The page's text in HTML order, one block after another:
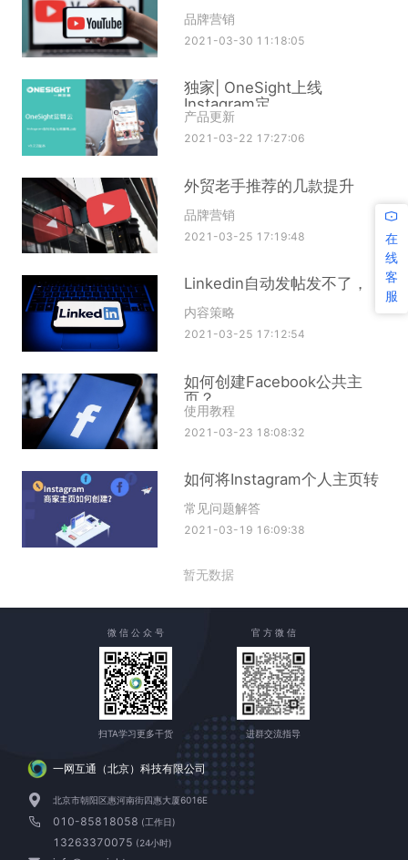
品牌营销
2021-03-30 11:18:05
独家| OneSight上线
Instagram定
产品更新
2021-03-22 17:27:06
外贸老手推荐的几款提升
品牌营销
2021-03-25 17:19:48
Linkedin自动发帖发不了，
内容策略
2021-03-25 17:12:54
如何创建Facebook公共主
页？
使用教程
2021-03-23 18:08:32
如何将Instagram个人主页转
常见问题解答
2021-03-19 16:09:38
暂无数据
在
线
客
服
一网互通（北京）科技有限公司
北京市朝阳区惠河南街四惠大厦6016E
010-85818058 (工作日)
13263370075 (24小时)
微 信 公 众 号
扫TA学习更多干货
官 方 微 信
进群交流指导